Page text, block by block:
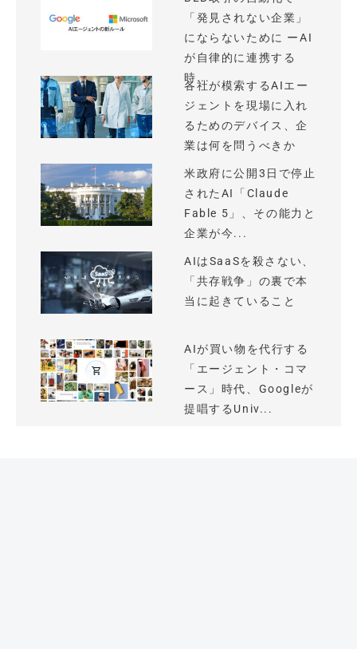
「発見されない企業」
にならないために ーAI
が自律的に連携する
時...
各社が模索するAIエー
ジェントを現場に入れ
るためのデバイス、企
業は何を問うべきか
米政府に公開3日で停止
されたAI「Claude
Fable 5」、その能力と
企業が今...
AIはSaaSを殺さない、
「共存戦争」の裏で本
当に起きていること
AIが買い物を代行する
「エージェント・コマ
ース」時代、Googleが
提唱するUniv...